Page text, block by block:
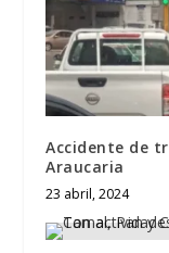
Accidente de
Araucaria
23 abril, 2024